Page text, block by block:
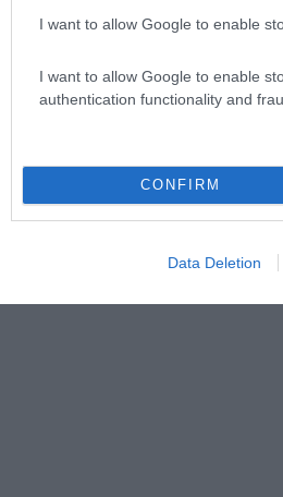
I want to allow Google to enable
I want to allow Google to enable
authentication functionality and
CONFIRM
Data Deletion